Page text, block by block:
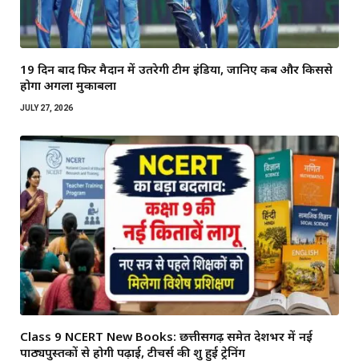
19 दिन बाद फिर मैदान में उतरेगी टीम इंडिया, जानिए कब और किससे
होगा अगला मुकाबला
JULY 27, 2026
Class 9 NCERT New Books: छत्तीसगढ़ समेत देशभर में नई
पाठ्यपुस्तकों से होगी पढ़ाई, टीचर्स की शुरू हुई ट्रेनिंग